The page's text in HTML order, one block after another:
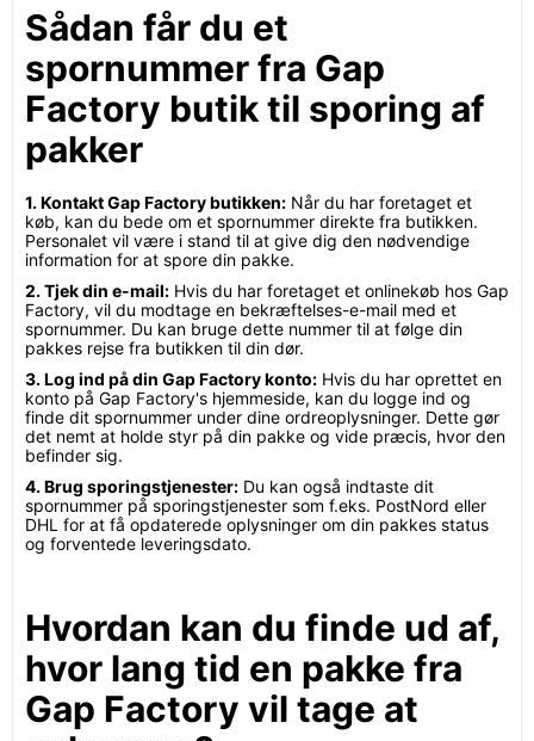
Sådan får du et
spornummer fra Gap
Factory butik til sporing af
pakker
1. Kontakt Gap Factory butikken: Når du har foretaget et
køb, kan du bede om et spornummer direkte fra butikken.
Personalet vil være i stand til at give dig den nødvendige
information for at spore din pakke.
2. Tjek din e-mail: Hvis du har foretaget et onlinekøb hos Gap
Factory, vil du modtage en bekræftelses-e-mail med et
spornummer. Du kan bruge dette nummer til at følge din
pakkes rejse fra butikken til din dør.
3. Log ind på din Gap Factory konto: Hvis du har oprettet en
konto på Gap Factory's hjemmeside, kan du logge ind og
finde dit spornummer under dine ordreoplysninger. Dette gør
det nemt at holde styr på din pakke og vide præcis, hvor den
befinder sig.
4. Brug sporingstjenester: Du kan også indtaste dit
spornummer på sporingstjenester som f.eks. PostNord eller
DHL for at få opdaterede oplysninger om din pakkes status
og forventede leveringsdato.
Hvordan kan du finde ud af,
hvor lang tid en pakke fra
Gap Factory vil tage at